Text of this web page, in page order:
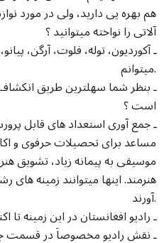
هم بهره یی دارید، ولی در مورد
آلاتی را نواخته میتوانید ؟
ـ آکوردیون، توله، فلوت، آرگن،
میتوانم.
ـ بنظر شما سهلترین طریق
است ؟
ـ جمع آوری استعداد های قابل
مساعد برای تحصیلات حرفوی و
موسیقی به پیمانه زیاد، تشویق
هنرمند. اینها میتوانند زمینه
آورند.
ـ رادیو افغانستان در این زمینه
ـ نقش رادیو مخصوصاَ در قسمت